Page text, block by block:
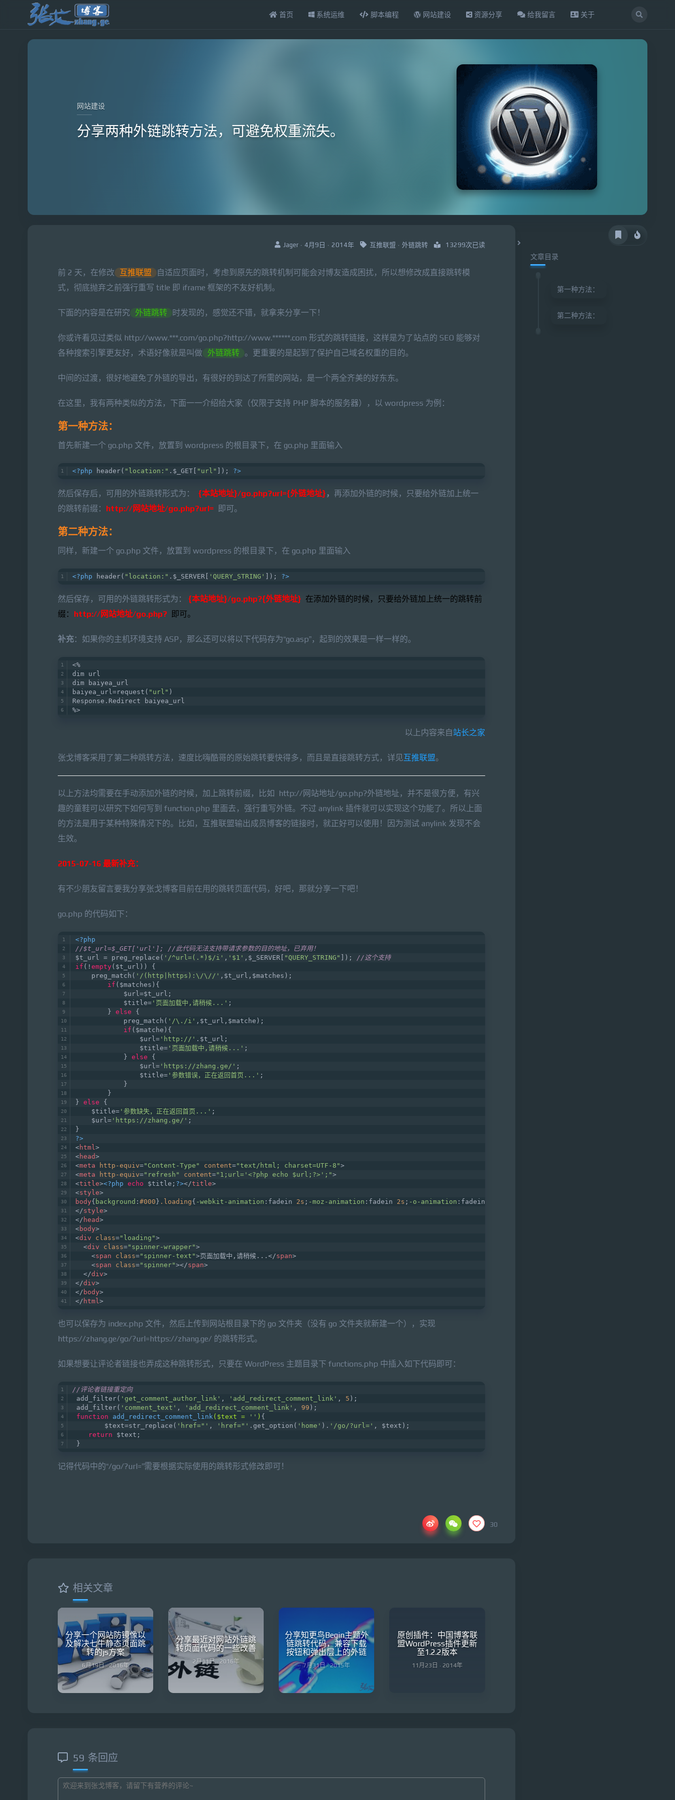
首页 系统运维 脚本编程 网站建设 资源分享 给我留言 关于
网站建设
分享两种外链跳转方法，可避免权重流失。
Jager · 4月9日 · 2014年 互推联盟 · 外链跳转 13299次已读
前 2 天，在修改 互推联盟
自适应页面时，考虑到原先的跳转机制可能会对博友造成困扰，所以想修改成直接跳转模
式，彻底抛弃之前强行重写 title 即 iframe 框架的不友好机制。
下面的内容是在研究 外链跳转 时发现的，感觉还不错，就拿来分享一下！
你或许看见过类似 http://www.***.com/go.php?http://www.******.com 形式的跳转链接，这样是为了站点的 SEO 能够对
各种搜索引擎更友好，术语好像就是叫做 外链跳转 。更重要的是起到了保护自己域名权重的目的。
中间的过渡，很好地避免了外链的导出，有很好的到达了所需的网站，是一个两全齐美的好东东。
在这里，我有两种类似的方法，下面一一介绍给大家（仅限于支持 PHP 脚本的服务器），以 wordpress 为例：
第一种方法：
首先新建一个 go.php 文件，放置到 wordpress 的根目录下，在 go.php 里面输入
<?php header( "location:" .$_GET[ "url" ]); ?>
然后保存后，可用的外链跳转形式为： {本站地址}/go.php?url={外链地址} ， 再添加外链的时候，只要给外链加上统一
的跳转前缀： http://网站地址/go.php?url= 即可。
第二种方法：
同样，新建一个 go.php 文件，放置到 wordpress 的根目录下，在 go.php 里面输入
<?php header( "location:" .$_SERVER[ 'QUERY_STRING' ]); ?>
然后保存，可用的外链跳转形式为： {本站地址}/go.php?{外链地址} 在添加外链的时候，只要给外链加上统一的跳转前
缀： http://网站地址/go.php? 即可。
补充：如果你的主机环境支持 ASP，那么还可以将以下代码存为“go.asp”，起到的效果是一样一样的。
<%
dim url
dim baiyea_url
baiyea_url=request( "url" )
Response.Redirect baiyea_url
%>
以上内容来自站长之家
张戈博客采用了第二种跳转方法，速度比嗨酷哥的原始跳转要快得多，而且是直接跳转方式，详见互推联盟。
以上方法均需要在手动添加外链的时候，加上跳转前缀，比如 http://网站地址/go.php?外链地址，并不是很方便，有兴
趣的童鞋可以研究下如何写到 function.php 里面去，强行重写外链。不过 anylink 插件就可以实现这个功能了。所以上面
的方法是用于某种特殊情况下的。比如，互推联盟输出成员博客的链接时，就正好可以使用！因为测试 anylink 发现不会
生效。
2015-07-16 最新补充：
有不少朋友留言要我分享张戈博客目前在用的跳转页面代码，好吧，那就分享一下吧！
go.php 的代码如下：
<?php
//$t_url=$_GET['url']; //此代码无法支持带请求参数的目的地址，已弃用！
$t_url = preg_replace( '/^url=(.*)$/i' , '$1' ,$_SERVER[ "QUERY_STRING" ]); //这个支持
if (! empty($t_url)) {
    preg_match(
'/(http|https):\/\//' ,$t_url,$matches);
if ($matches){
	    $url=$t_url;
	    $title=
'页面加载中,请稍候...' ;
	}
else {
	    preg_match(
'/\./i' ,$t_url,$matche);
if ($matche){
	        $url=
'http://' .$t_url;
	        $title=
'页面加载中,请稍候...' ;
	    }
else {
	        $url=
'https://zhang.ge/' ;
	        $title=
'参数错误，正在返回首页...' ;
	    }
	}
} else {
    $title=
'参数缺失，正在返回首页...' ;
    $url=
'https://zhang.ge/' ;
}
?>
<html>
<head>
<meta http-equiv="Content-Type" content="text/html; charset=UTF-8">
<meta http-equiv="refresh" content="1;url='<?php echo $url;?>';">
<title><?php echo $title; ?></title>
<style>
body{ background : #000 } .loading{ -webkit-animation :fadein 2s ; -moz-animation :fadein 2s ; -o-animation :fadein
</style>
</ head>
<body>
<div class="loading">
<div class="spinner-wrapper">
<span class="spinner-text">页面加载中,请稍候... </span>
<span class="spinner"></span>
</div>
</div>
</ body>
</ html>
也可以保存为 index.php 文件，然后上传到网站根目录下的 go 文件夹（没有 go 文件夹就新建一个），实现
https://zhang.ge/go/?url=https://zhang.ge/ 的跳转形式。
如果想要让评论者链接也弄成这种跳转形式，只要在 WordPress 主题目录下 functions.php 中插入如下代码即可：
//评论者链接重定向
add_filter( 'get_comment_author_link' , 'add_redirect_comment_link' , 5 );
add_filter( 'comment_text' , 'add_redirect_comment_link' , 99 );
function
add_redirect_comment_link($text = '' ) {
	$text=str_replace(
'href="' , 'href="' .get_option( 'home' ). '/go/?url=' , $text);
return $text;
}
记得代码中的“/go/?url=”需要根据实际使用的跳转形式修改即可！
30
相关文章
分享一个网站防镜像以
及解决七牛静态页面跳
转的js方案
6月19日 · 2016年
分享最近对网站外链跳
转页面代码的一些改善
2月11日 · 2016年
分享知更鸟Begin主题外
链跳转代码，兼容下载
按钮和弹出层上的外链
7月31日 · 2015年
原创插件：中国博客联
盟WordPress插件更新
至1.2.2版本
11月23日 · 2014年
59 条回应
文章目录
第一种方法：
第二种方法：